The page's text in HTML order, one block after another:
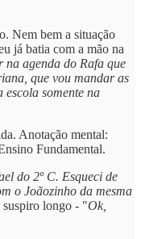
Nem bem a situação
já batia com a mão na
na agenda do Rafa que
que vou mandar as
somente na
Anotação mental:
Fundamental.
do 2º C. Esqueci de
o Joãozinho da mesma
suspiro longo - "Ok,